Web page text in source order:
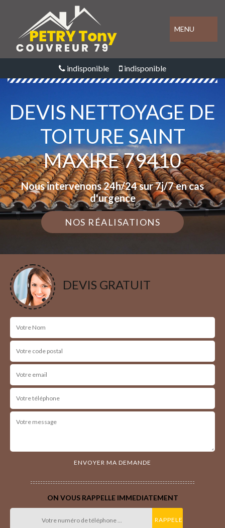
MENU
indisponible indisponible
DEVIS NETTOYAGE DE
TOITURE SAINT
MAXIRE 79410
Nous intervenons 24h/24 sur 7j/7 en cas
d'urgence
NOS RÉALISATIONS
DEVIS GRATUIT
ON VOUS RAPPELLE IMMEDIATEMENT